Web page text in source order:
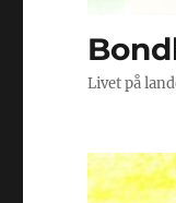
Livet på